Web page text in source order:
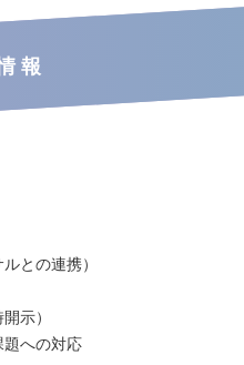
報
との連携）
示）
題への対応